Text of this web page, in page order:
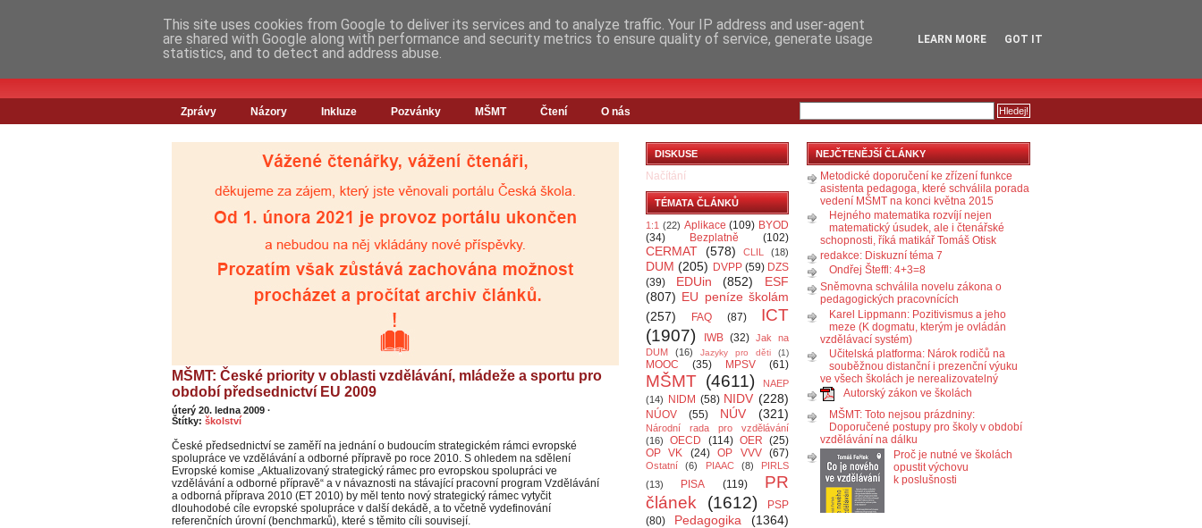
Zprávy Názory Inkluze Pozvánky MŠMT Čtení O nás
MŠMT: České priority v oblasti vzdělávání, mládeže a sportu pro
období předsednictví EU 2009
úterý 20. ledna 2009 ·
Štítky: školství
České předsednictví se zaměří na jednání o budoucím strategickém rámci evropské
spolupráce ve vzdělávání a odborné přípravě po roce 2010. S ohledem na sdělení
Evropské komise „Aktualizovaný strategický rámec pro evropskou spolupráci ve
vzdělávání a odborné přípravě“ a v návaznosti na stávající pracovní program Vzdělávání
a odborná příprava 2010 (ET 2010) by měl tento nový strategický rámec vytyčit
dlouhodobé cíle evropské spolupráce v další dekádě, a to včetně vydefinování
referenčních úrovní (benchmarků), které s těmito cíli souvisejí.
DISKUSE
Načítání
TÉMATA ČLÁNKŮ
1:1 (22) Aplikace (109) BYOD
(34)
Bezplatně (102)
CERMAT (578) CLIL (18)
DUM (205) DVPP (59) DZS
(39)
EDUin (852)
ESF
(807) EU peníze školám
(257)
FAQ (87)
ICT
(1907)
IWB (32) Jak na
DUM
(16) Jazyky pro děti (1)
MOOC (35) MPSV (61)
MŠMT (4611)
NAEP
(14)
NIDM (58) NIDV (228)
NÚOV (55) NÚV (321)
Národní rada pro vzdělávání
(16)
OECD (114) OER (25)
OP VK
(24) OP VVV (67)
Ostatní (6) PIAAC (8)
PIRLS
(13)
PISA (119)
PR
článek
(1612)
PSP
(80)
Pedagogika (1364)
NEJČTENĚJŠÍ ČLÁNKY
Metodické doporučení ke zřízení funkce
asistenta pedagoga, které schválila porada
vedení MŠMT na konci května 2015
Hejného matematika rozvíjí nejen
matematický úsudek, ale i čtenářské
schopnosti, říká matikář Tomáš Otisk
redakce: Diskuzní téma 7
Ondřej Šteffl: 4+3=8
Sněmovna schválila novelu zákona o
pedagogických pracovnících
Karel Lippmann: Pozitivismus a jeho
meze (K dogmatu, kterým je ovládán
vzdělávací systém)
Učitelská platforma: Nárok rodičů na
souběžnou distanční i prezenční výuku
ve všech školách je nerealizovatelný
Autorský zákon ve školách
MŠMT: Toto nejsou prázdniny:
Doporučené postupy pro školy v období
vzdělávání na dálku
Proč je nutné ve školách
opustit výchovu
k poslušnosti
This site uses cookies from Google to deliver its services and to analyze traffic. Your IP address and user-agent
are shared with Google along with performance and security metrics to ensure quality of service, generate usage
statistics, and to detect and address abuse.
LEARN MORE GOT IT